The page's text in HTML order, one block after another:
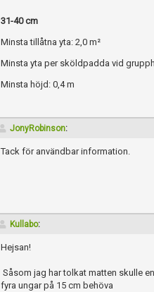
31-40 cm
Minsta tillåtna yta: 2,0 m²
Minsta yta per sköldpadda vid
Minsta höjd: 0,4 m
JonyRobinson:
Tack för användbar information.
Kullabo:
Hejsan!
Såsom jag har tolkat matten skulle
fyra ungar på 15 cm behöva